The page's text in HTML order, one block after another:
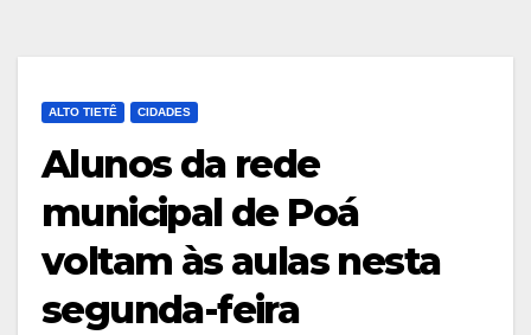
ALTO TIETÊ CIDADES
Alunos da rede
municipal de Poá
voltam às aulas nesta
segunda-feira